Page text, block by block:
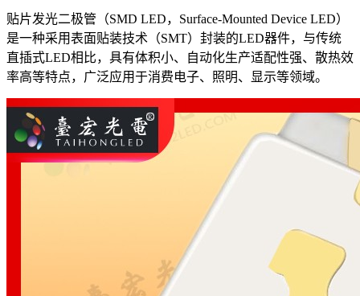
贴片发光二极管（SMD LED，Surface-Mounted Device LED）
是一种采用表面贴装技术（SMT）封装的LED器件，与传统
直插式LED相比，具有体积小、自动化生产适配性强、散热效
率高等特点，广泛应用于消费电子、照明、显示等领域。